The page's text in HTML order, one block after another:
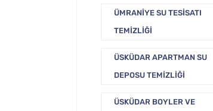
ÜMRANIYE SU TESISATI
TEMIZLIĞI
ÜSKÜDAR APARTMAN SU
DEPOSU TEMIZLIĞI
ÜSKÜDAR BOYLER VE